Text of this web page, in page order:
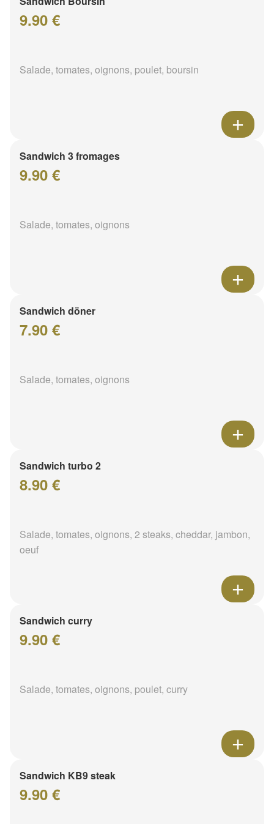
9.90 €
Salade, tomates, oignons, poulet, boursin
Sandwich 3 fromages
9.90 €
Salade, tomates, oignons
Sandwich döner
7.90 €
Salade, tomates, oignons
Sandwich turbo 2
8.90 €
Salade, tomates, oignons, 2 steaks, cheddar, jambon,
oeuf
Sandwich curry
9.90 €
Salade, tomates, oignons, poulet, curry
Sandwich KB9 steak
9.90 €